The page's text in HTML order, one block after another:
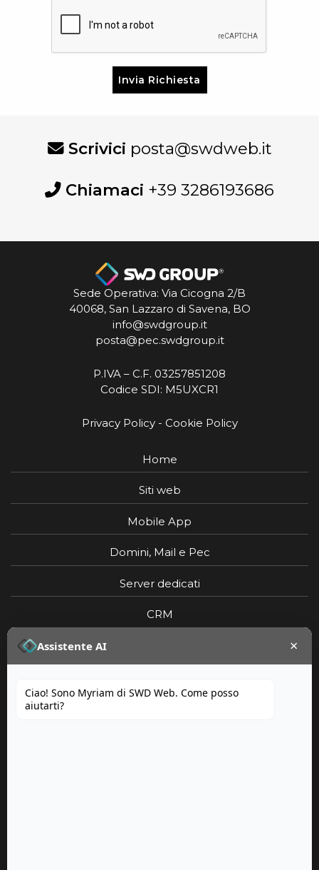
questoScrivici posta@swdweb.it
Chiamaci +39 3286193686
Sede Operativa: Via Cicogna 2/B
40068, San Lazzaro di Savena, BO
info@swdgroup.it
posta@pec.swdgroup.it
P.IVA – C.F. 03257851208
Codice SDI: M5UXCR1
Privacy Policy- Cookie Policy
Home
Siti web
Mobile App
Domini, Mail e Pec
Server dedicati
CRM
Assistente AI ×
Ciao! Sono Myriam di SWD Web. Come posso
aiutarti?